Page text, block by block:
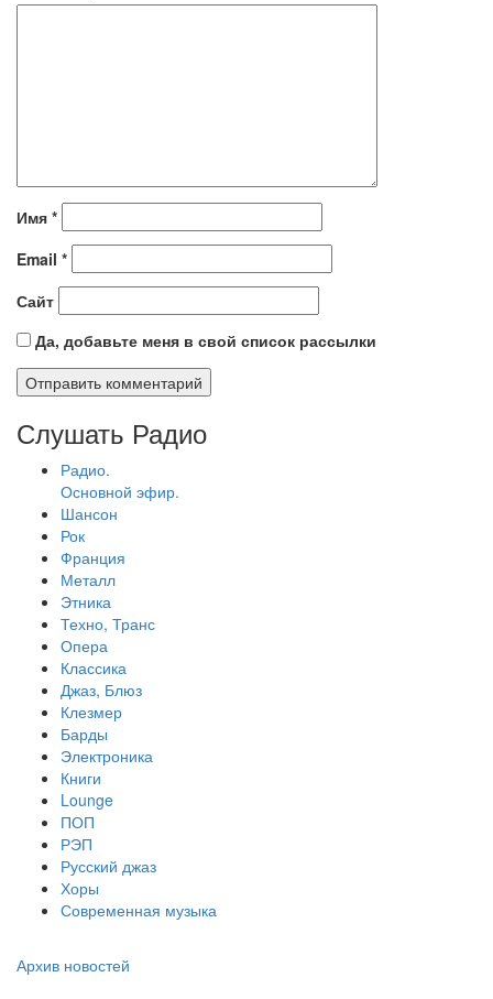
Имя *
Email *
Сайт
Да, добавьте меня в свой список рассылки
Слушать Радио
Радио.
Основной эфир.
Шансон
Рок
Франция
Металл
Этника
Техно, Транс
Опера
Классика
Джаз, Блюз
Клезмер
Барды
Электроника
Книги
Lounge
ПОП
РЭП
Русский джаз
Хоры
Современная музыка
Архив новостей